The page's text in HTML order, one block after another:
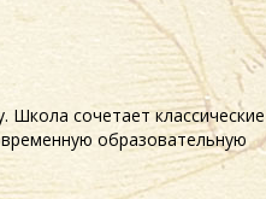
Школа сочетает классические
образовательную